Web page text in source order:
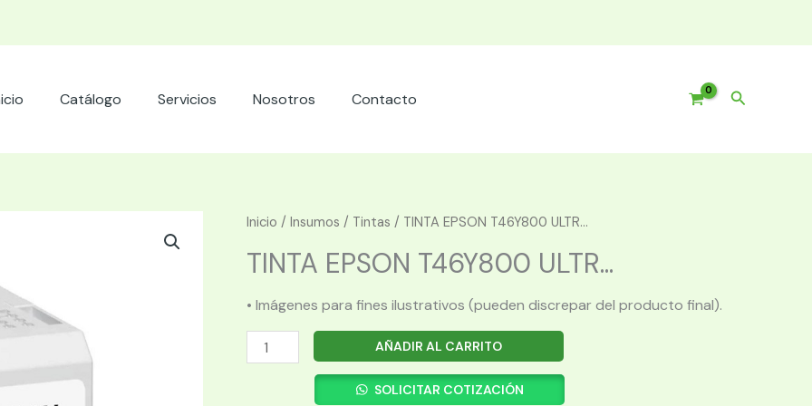
Catálogo Servicios Nosotros Contacto Buscar
Inicio / Insumos / Tintas / TINTA EPSON T46Y800 ULTR...
TINTA EPSON T46Y800 ULTR...
• Imágenes para fines ilustrativos (pueden discrepar del producto final).
TINTA
EPSON
AÑADIR AL CARRITO
SOLICITAR COTIZACIÓN